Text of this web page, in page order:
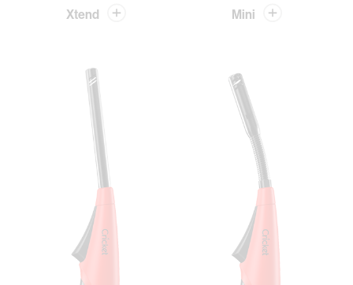
Xtend Mini